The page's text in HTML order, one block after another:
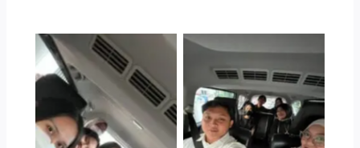
Jasa Trip Konser
Westlife Jakarta